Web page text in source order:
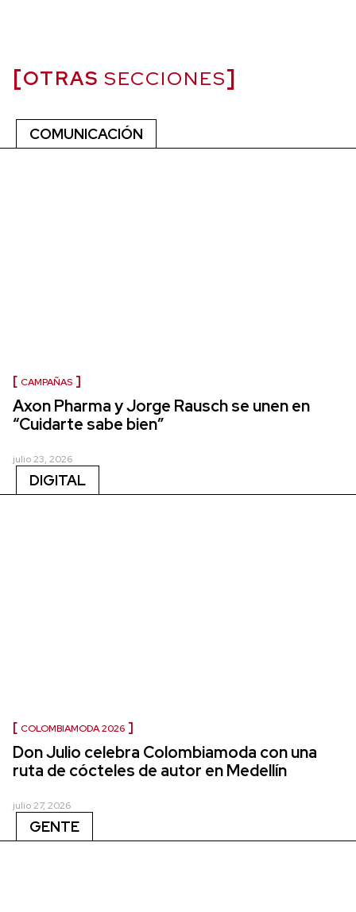
OTRAS SECCIONES
COMUNICACIÓN
CAMPAÑAS
Axon Pharma y Jorge Rausch se unen en
“Cuidarte sabe bien”
julio 23, 2026
DIGITAL
COLOMBIAMODA 2026
Don Julio celebra Colombiamoda con una
ruta de cócteles de autor en Medellín
julio 27, 2026
GENTE